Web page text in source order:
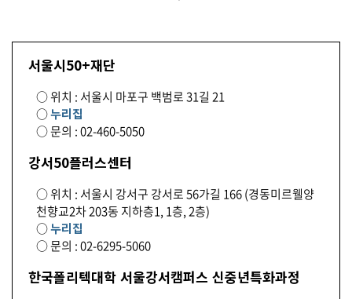
서울시50+재단
○ 위치 : 서울시 마포구 백범로 31길 21
○누리집
○ 문의 : 02-460-5050
강서50플러스센터
○ 위치 : 서울시 강서구 강서로 56가길 166 (경동미르웰양
천향교2차 203동 지하층1, 1층, 2층)
○누리집
○ 문의 : 02-6295-5060
한국폴리텍대학 서울강서캠퍼스 신중년특화과정